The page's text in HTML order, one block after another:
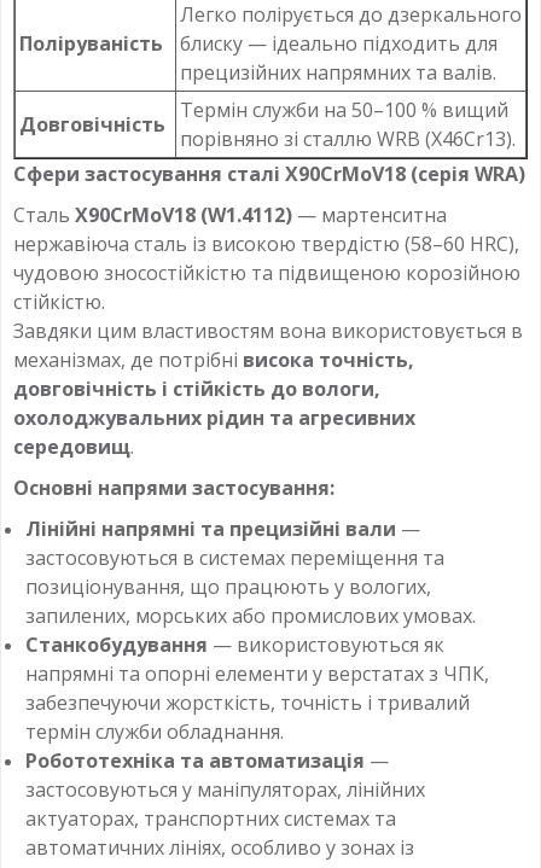
Поліруваність
Легко полірується до дзеркального
блиску — ідеально підходить для
прецизійних напрямних та валів.
Довговічність
Термін служби на 50–100 % вищий
порівняно зі сталлю WRB (X46Cr13).
Сфери застосування сталі X90CrMoV18 (серія WRA)
Сталь X90CrMoV18 (W1.4112) — мартенситна
нержавіюча сталь із високою твердістю (58–60 HRC),
чудовою зносостійкістю та підвищеною корозійною
стійкістю.
Завдяки цим властивостям вона використовується в
механізмах, де потрібні висока точність,
довговічність і стійкість до вологи,
охолоджувальних рідин та агресивних
середовищ.
Основні напрями застосування:
Лінійні напрямні та прецизійні вали —
застосовуються в системах переміщення та
позиціонування, що працюють у вологих,
запилених, морських або промислових умовах.
Станкобудування — використовуються як
напрямні та опорні елементи у верстатах з ЧПК,
забезпечуючи жорсткість, точність і тривалий
термін служби обладнання.
Робототехніка та автоматизація —
застосовуються у маніпуляторах, лінійних
актуаторах, транспортних системах та
автоматичних лініях, особливо у зонах із